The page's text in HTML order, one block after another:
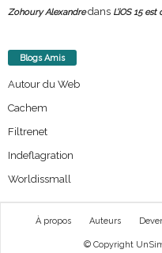
Zohoury Alexandredans L’iOS 15
Blogs Amis
Autour du Web
Cachem
Filtrenet
Indeflagration
Worldissmall
À propos Auteurs
© Copyright